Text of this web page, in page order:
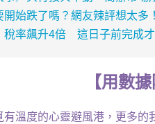
開始跌了嗎？網友辣評想太多
稅率飆升4倍 這日子前完成
【用數據
有溫度的心靈避風港，更多的